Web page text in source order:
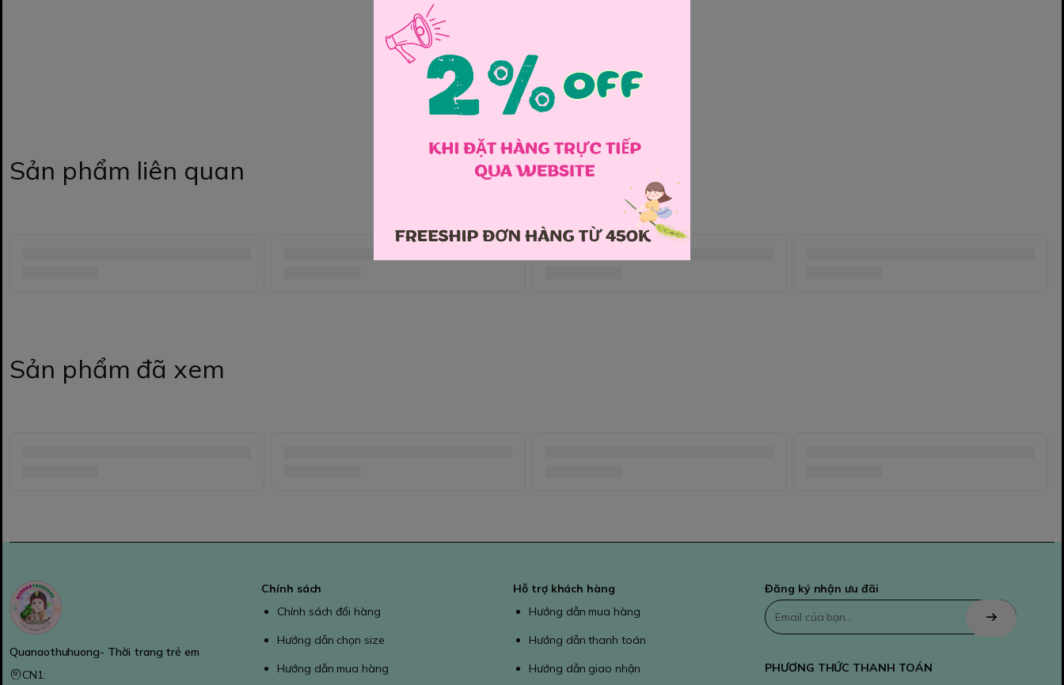
Sản phẩm liên quan
Sản phẩm đã xem
Quanaothuhuong- Thời trang trẻ em
CN1:
Chính sách
Chính sách đổi hàng
Hướng dẫn chọn size
Hướng dẫn mua hàng
Hỗ trợ khách hàng
Hướng dẫn mua hàng
Hướng dẫn thanh toán
Hướng dẫn giao nhận
Đăng ký nhận ưu đãi
PHƯƠNG THỨC THANH TOÁN